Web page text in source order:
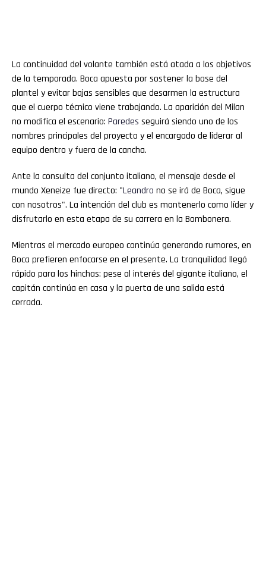
La continuidad del volante también está atada a los objetivos
de la temporada. Boca apuesta por sostener la base del
plantel y evitar bajas sensibles que desarmen la estructura
que el cuerpo técnico viene trabajando. La aparición del Milan
no modifica el escenario: Paredes seguirá siendo uno de los
nombres principales del proyecto y el encargado de liderar al
equipo dentro y fuera de la cancha.
Ante la consulta del conjunto italiano, el mensaje desde el
mundo Xeneize fue directo: "Leandro no se irá de Boca, sigue
con nosotros". La intención del club es mantenerlo como líder y
disfrutarlo en esta etapa de su carrera en la Bombonera.
Mientras el mercado europeo continúa generando rumores, en
Boca prefieren enfocarse en el presente. La tranquilidad llegó
rápido para los hinchas: pese al interés del gigante italiano, el
capitán continúa en casa y la puerta de una salida está
cerrada.